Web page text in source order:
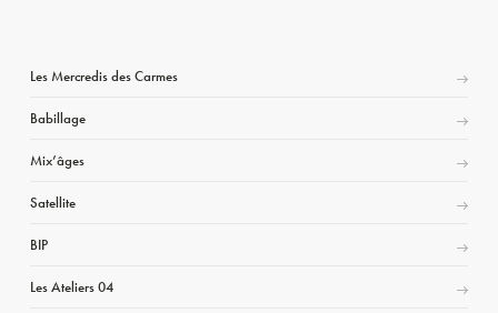
Les Mercredis des Carmes
Babillage
Mix’âges
Satellite
BIP
Les Ateliers 04